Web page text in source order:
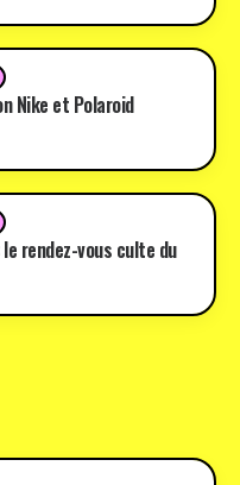
Nike et Polaroid
le rendez-vous culte du